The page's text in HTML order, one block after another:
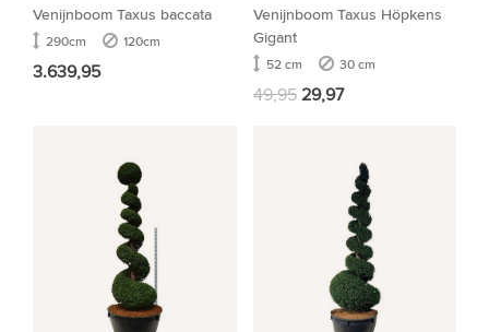
Venijnboom Taxus baccata
290cm 120cm
3.639,95
Venijnboom Taxus Höpkens
Gigant
52 cm 30 cm
49,9529,97